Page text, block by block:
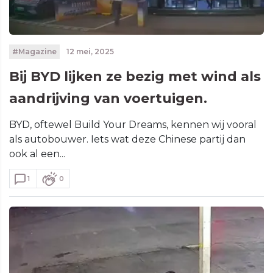
#Magazine 12 mei, 2025
Bij BYD lijken ze bezig met wind als
aandrijving van voertuigen.
BYD, oftewel Build Your Dreams, kennen wij vooral
als autobouwer. Iets wat deze Chinese partij dan
ook al een...
1 0